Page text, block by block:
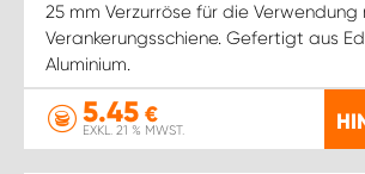
25 mm Verzurröse für die Verwendung
Verankerungsschiene. Gefertigt aus
Aluminium.
5.45 €
EXKL. 21 % MWST.